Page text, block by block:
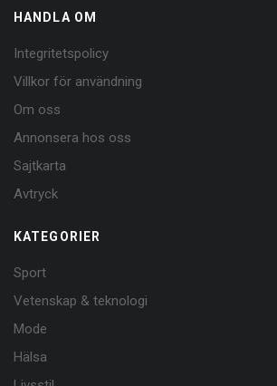
HANDLA OM
Integritetspolicy
Villkor för användning
Om oss
Annonsera hos oss
Sajtkarta
Avtryck
KATEGORIER
Sport
Vetenskap & teknologi
Mode
Hälsa